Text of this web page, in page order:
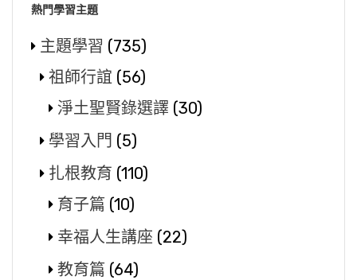
熱門學習主題
主題學習 (735)
祖師行誼 (56)
淨土聖賢錄選譯 (30)
學習入門 (5)
扎根教育 (110)
育子篇 (10)
幸福人生講座 (22)
教育篇 (64)